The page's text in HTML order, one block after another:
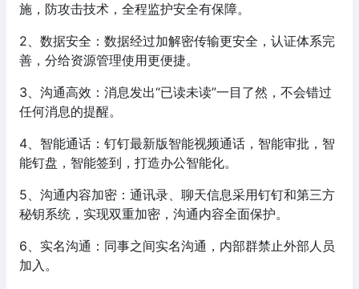
施，防攻击技术，全程监护安全有保障。
2、数据安全：数据经过加解密传输更安全，认证体系完
善，分给资源管理使用更便捷。
3、沟通高效：消息发出“已读未读”一目了然，不会错过
任何消息的提醒。
4、智能通话：钉钉最新版智能视频通话，智能审批，智
能钉盘，智能签到，打造办公智能化。
5、沟通内容加密：通讯录、聊天信息采用钉钉和第三方
秘钥系统，实现双重加密，沟通内容全面保护。
6、实名沟通：同事之间实名沟通，内部群禁止外部人员
加入。